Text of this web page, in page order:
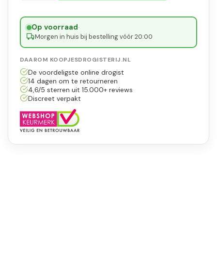
Op voorraad·
Morgen in huis bij bestelling vóór 20:00
DAAROM KOOPJESDROGISTERIJ.NL
De voordeligste online drogist
14 dagen om te retourneren
4,6/5 sterren uit 15.000+ reviews
Discreet verpakt